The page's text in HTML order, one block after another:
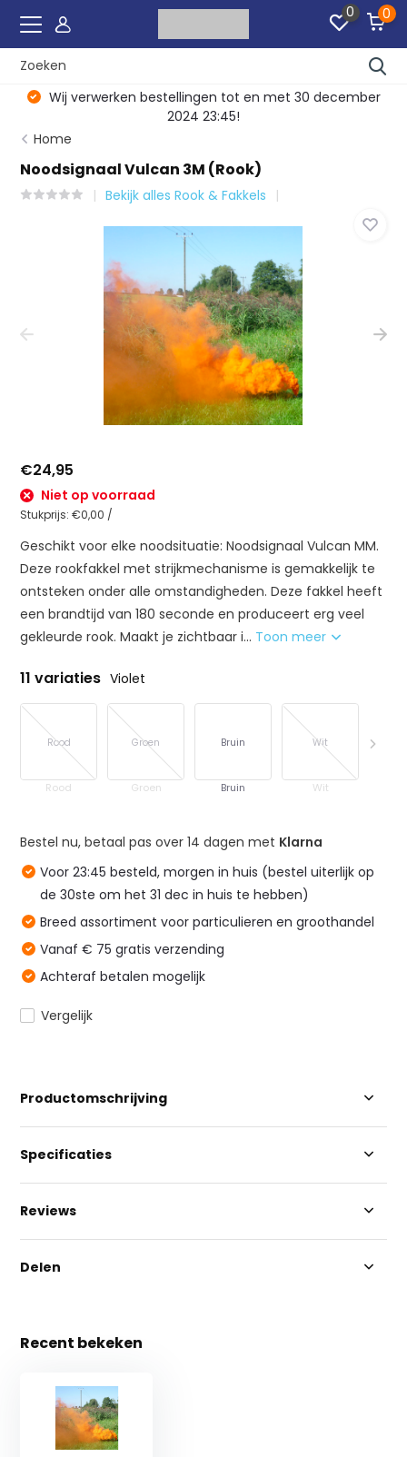
0 0
Wij verwerken bestellingen tot en met 30 december
2024 23:45!
Home
Noodsignaal Vulcan 3M (Rook)
Bekijk alles Rook & Fakkels
€24,95
Niet op voorraad
Stukprijs:€0,00 /
Geschikt voor elke noodsituatie: Noodsignaal Vulcan MM.
Deze rookfakkel met strijkmechanisme is gemakkelijk te
ontsteken onder alle omstandigheden. Deze fakkel heeft
een brandtijd van 180 seconde en produceert erg veel
gekleurde rook. Maakt je zichtbaar i... Toon meer
11 variaties Violet
Rood
Rood
Groen
Groen
Bruin
Bruin
Wit
Wit
Bestel nu, betaal pas over 14 dagen met Klarna
Voor 23:45 besteld, morgen in huis (bestel uiterlijk op
de 30ste om het 31 dec in huis te hebben)
Breed assortiment voor particulieren en groothandel
Vanaf € 75 gratis verzending
Achteraf betalen mogelijk
Vergelijk
Productomschrijving
Specificaties
Reviews
Delen
Recent bekeken